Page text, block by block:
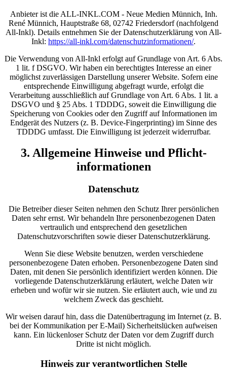
Anbieter ist die ALL-INKL.COM - Neue Medien Münnich, Inh.
René Münnich, Hauptstraße 68, 02742 Friedersdorf (nachfolgend
All-Inkl). Details entnehmen Sie der Datenschutzerklärung von All-
Inkl: https://all-inkl.com/datenschutzinformationen/.
Die Verwendung von All-Inkl erfolgt auf Grundlage von Art. 6 Abs.
1 lit. f DSGVO. Wir haben ein berechtigtes Interesse an einer
möglichst zuverlässigen Darstellung unserer Website. Sofern eine
entsprechende Einwilligung abgefragt wurde, erfolgt die
Verarbeitung ausschließlich auf Grundlage von Art. 6 Abs. 1 lit. a
DSGVO und § 25 Abs. 1 TDDDG, soweit die Einwilligung die
Speicherung von Cookies oder den Zugriff auf Informationen im
Endgerät des Nutzers (z. B. Device-Fingerprinting) im Sinne des
TDDDG umfasst. Die Einwilligung ist jederzeit widerrufbar.
3. Allgemeine Hinweise und Pflicht­
informationen
Datenschutz
Die Betreiber dieser Seiten nehmen den Schutz Ihrer persönlichen
Daten sehr ernst. Wir behandeln Ihre personenbezogenen Daten
vertraulich und entsprechend den gesetzlichen
Datenschutzvorschriften sowie dieser Datenschutzerklärung.
Wenn Sie diese Website benutzen, werden verschiedene
personenbezogene Daten erhoben. Personenbezogene Daten sind
Daten, mit denen Sie persönlich identifiziert werden können. Die
vorliegende Datenschutzerklärung erläutert, welche Daten wir
erheben und wofür wir sie nutzen. Sie erläutert auch, wie und zu
welchem Zweck das geschieht.
Wir weisen darauf hin, dass die Datenübertragung im Internet (z. B.
bei der Kommunikation per E-Mail) Sicherheitslücken aufweisen
kann. Ein lückenloser Schutz der Daten vor dem Zugriff durch
Dritte ist nicht möglich.
Hinweis zur verantwortlichen Stelle